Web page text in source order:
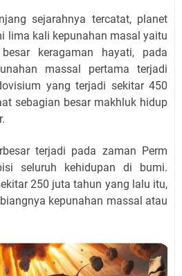
sejarahnya tercatat, planet
lima kali kepunahan masal yaitu
keragaman hayati, pada
massal pertama terjadi
yang terjadi sekitar 450
sebagian besar makhluk hidup
terjadi pada zaman Perm
seluruh kehidupan di bumi.
250 juta tahun yang lalu itu,
kepunahan massal atau